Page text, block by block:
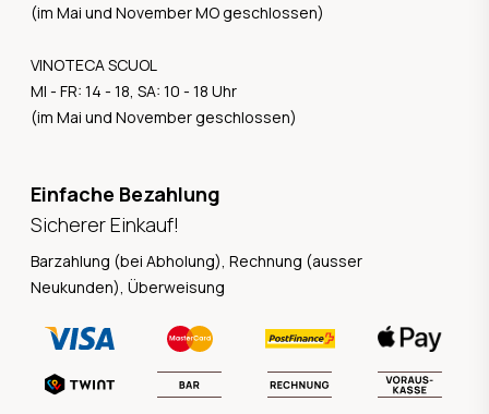
(im Mai und November MO geschlossen)
VINOTECA SCUOL
MI - FR: 14 - 18, SA: 10 - 18 Uhr
(im Mai und November geschlossen)
Einfache Bezahlung
Sicherer Einkauf!
Barzahlung (bei Abholung), Rechnung (ausser
Neukunden), Überweisung